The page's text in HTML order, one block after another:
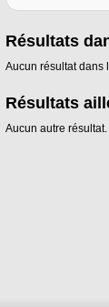
Résultats
Aucun résultat dans
Résultats
Aucun autre résultat.